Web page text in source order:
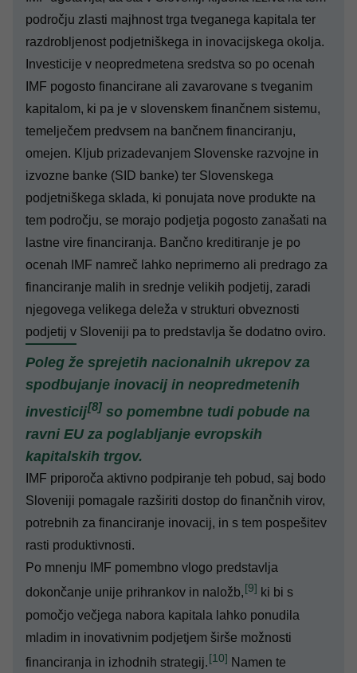
področju zlasti majhnost trga tveganega kapitala ter
razdrobljenost podjetniškega in inovacijskega okolja.
Investicije v neopredmetena sredstva so po ocenah
IMF pogosto financirane ali zavarovane s tveganim
kapitalom, ki pa je v slovenskem finančnem sistemu,
temelječem predvsem na bančnem financiranju,
omejen. Kljub prizadevanjem Slovenske razvojne in
izvozne banke (SID banke) ter Slovenskega
podjetniškega sklada, ki ponujata nove produkte na
tem področju, se morajo podjetja pogosto zanašati na
lastne vire financiranja. Bančno kreditiranje je po
ocenah IMF namreč lahko neprimerno ali predrago za
financiranje malih in srednje velikih podjetij, zaradi
njegovega velikega deleža v strukturi obveznosti
podjetij v Sloveniji pa to predstavlja še dodatno oviro.
Poleg že sprejetih nacionalnih ukrepov za
spodbujanje inovacij in neopredmetenih
investicij[8] so pomembne tudi pobude na
ravni EU za poglabljanje evropskih
kapitalskih trgov.
IMF priporoča aktivno podpiranje teh pobud, saj bodo
Sloveniji pomagale razširiti dostop do finančnih virov,
potrebnih za financiranje inovacij, in s tem pospešitev
rasti produktivnosti.
Po mnenju IMF pomembno vlogo predstavlja
dokončanje unije prihrankov in naložb, [9] ki bi s
pomočjo večjega nabora kapitala lahko ponudila
mladim in inovativnim podjetjem širše možnosti
financiranja in izhodnih strategij. [10] Namen te